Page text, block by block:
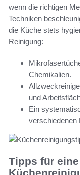
wenn die richtigen
Techniken
die Küche stets
Reinigung:
Chemikalien.
und
Ein
verschiedenen
Tipps für